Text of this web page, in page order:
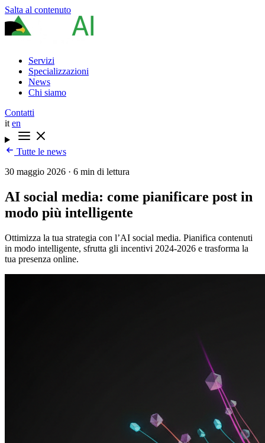
Salta al contenuto
Servizi
Specializzazioni
News
Chi siamo
Contatti
it en
Tutte le news
30 maggio 2026 · 6 min di lettura
AI social media: come pianificare post in
modo più intelligente
Ottimizza la tua strategia con l’AI social media. Pianifica contenuti
in modo intelligente, sfrutta gli incentivi 2024-2026 e trasforma la
tua presenza online.